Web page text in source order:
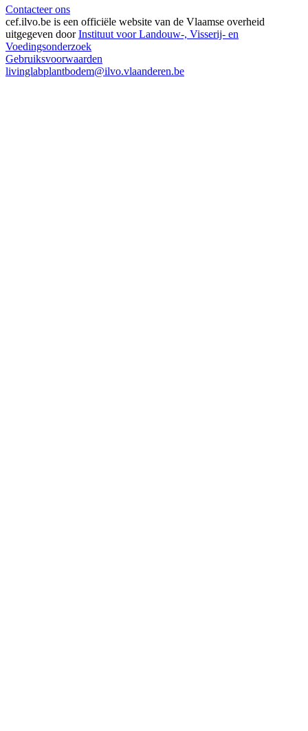
Contacteer ons
cef.ilvo.be is een officiële website van de Vlaamse overheid
uitgegeven doorInstituut voor Landouw-, Visserij- en
Voedingsonderzoek
Gebruiksvoorwaarden
livinglabplantbodem@ilvo.vlaanderen.be